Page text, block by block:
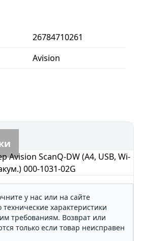
26784710261
Avision
Avision ScanQ-DW (А4, USB, Wi-
000-1031-02G
у нас или на сайте
характеристики
требованиям. Возврат или
только если товар неисправен